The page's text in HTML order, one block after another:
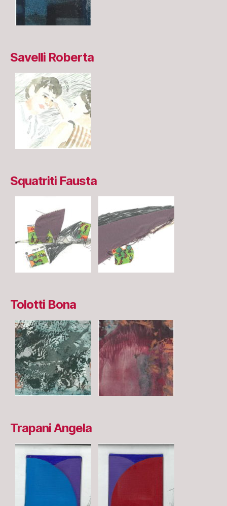
Savelli Roberta
Squatriti Fausta
Tolotti Bona
Trapani Angela